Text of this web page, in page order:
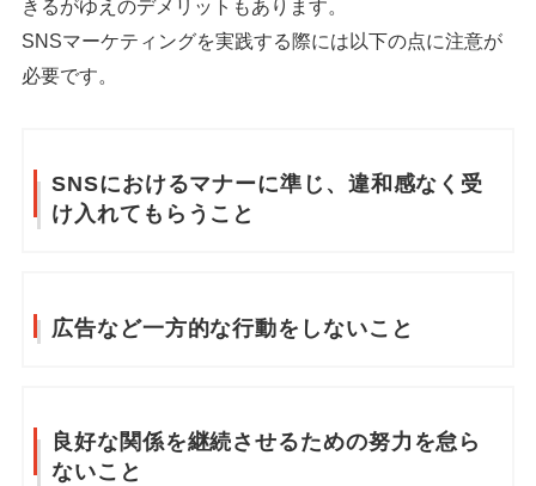
きるがゆえのデメリットもあります。
SNSマーケティングを実践する際には以下の点に注意が
必要です。
SNSにおけるマナーに準じ、違和感なく受
け入れてもらうこと
広告など一方的な行動をしないこと
良好な関係を継続させるための努力を怠ら
ないこと